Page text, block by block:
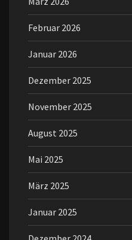
Februar 2026
Januar 2026
Dezember 2025
November 2025
August 2025
Mai 2025
März 2025
Januar 2025